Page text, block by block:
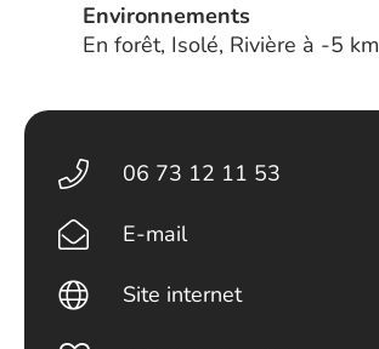
Environnements
En forêt, Isolé, Rivière à -5 km
06 73 12 11 53
E-mail
Site internet